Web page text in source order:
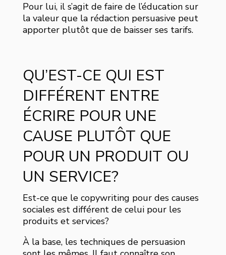
Pour lui, il s’agit de faire de l’éducation sur
la valeur que la rédaction persuasive peut
apporter plutôt que de baisser ses tarifs.
QU’EST-CE QUI EST
DIFFÉRENT ENTRE
ÉCRIRE POUR UNE
CAUSE PLUTÔT QUE
POUR UN PRODUIT OU
UN SERVICE?
Est-ce que le copywriting pour des causes
sociales est différent de celui pour les
produits et services?
À la base, les techniques de persuasion